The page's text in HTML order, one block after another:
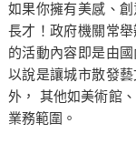
如果你擁有美感、
長才！政府機關常
的活動內容即是由
以說是讓城市散發
外， 其他如美術館
業務範圍。